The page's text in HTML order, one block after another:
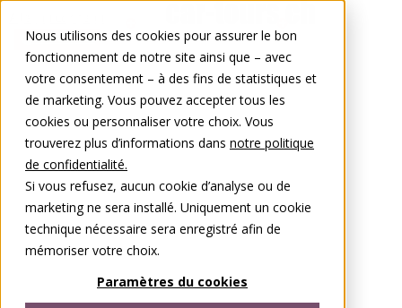
Nous utilisons des cookies pour assurer le bon
fonctionnement de notre site ainsi que – avec
votre consentement – à des fins de statistiques et
de marketing. Vous pouvez accepter tous les
cookies ou personnaliser votre choix. Vous
trouverez plus d’informations dans notre politique
de confidentialité.
Si vous refusez, aucun cookie d’analyse ou de
marketing ne sera installé. Uniquement un cookie
technique nécessaire sera enregistré afin de
mémoriser votre choix.
Paramètres du cookies
0848 00 77 88